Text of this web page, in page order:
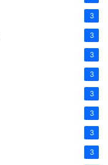
3
3
3
3
3
3
3
3